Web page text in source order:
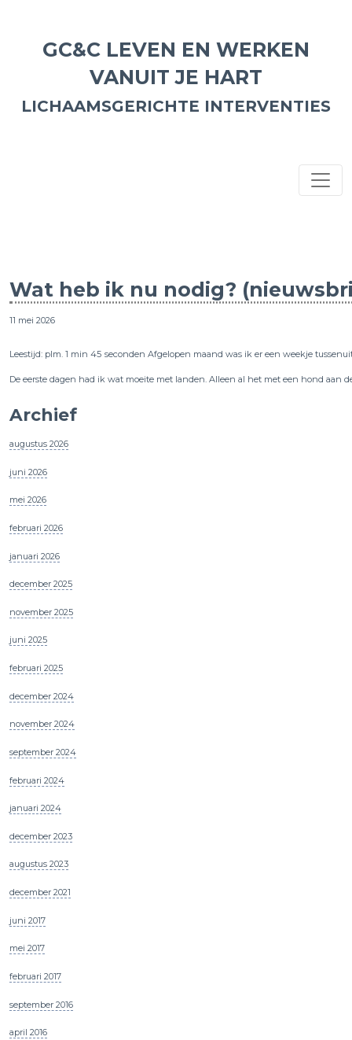
GC&C LEVEN EN WERKEN
VANUIT JE HART
LICHAAMSGERICHTE INTERVENTIES
Wat heb ik nu nodig?
11 mei 2026
Leestijd: plm. 1 min 45 seconden Afgelopen maand was ik er een weekje
De eerste dagen had ik wat moeite met landen. Alleen al het met een hond aan
Archief
augustus 2026
juni 2026
mei 2026
februari 2026
januari 2026
december 2025
november 2025
juni 2025
februari 2025
december 2024
november 2024
september 2024
februari 2024
januari 2024
december 2023
augustus 2023
december 2021
juni 2017
mei 2017
februari 2017
september 2016
april 2016